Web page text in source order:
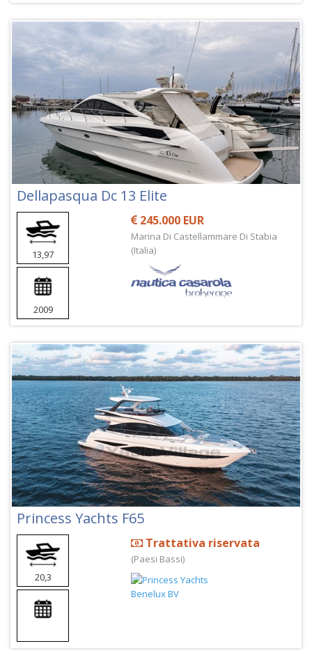
Dellapasqua Dc 13 Elite
13,97
2009
245.000 EUR
Marina Di Castellammare Di Stabia
(Italia)
Princess Yachts F65
20,3
Trattativa riservata
(Paesi Bassi)